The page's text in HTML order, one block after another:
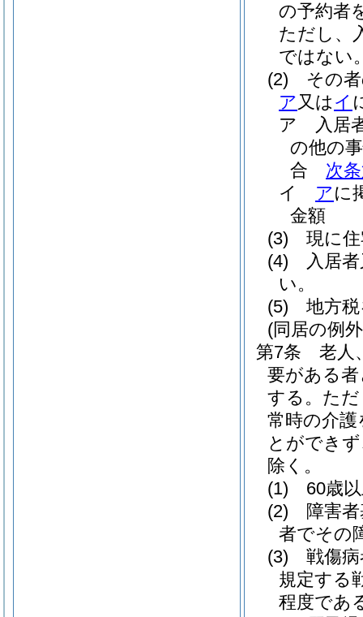
の予約者
ただし、
ではない
(2)
その
ア 又は イ
ア
入居
の他の
合 次
イ
アに
金額
(3)
現に
(4)
入居
い。
(5)
地方
(同居の例
第7条
老人
要がある
する。 た
常時の介
とができ
除く。
(1)
60歳
(2)
障害
者でその
(3)
戦傷
規定する
程度であ